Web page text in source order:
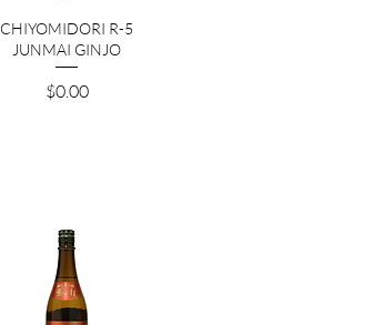
クイックビュー
CHIYOMIDORI R-5
JUNMAI GINJO
価格
$0.00